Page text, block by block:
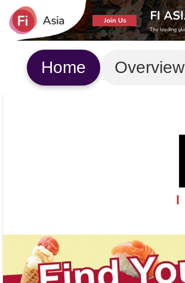
Home Overview